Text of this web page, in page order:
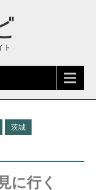
ト
茨城
に行く